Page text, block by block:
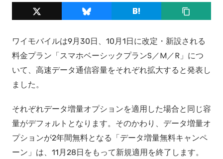
ワイモバイルは9月30日、10月1日に改定・新設される
料金プラン「スマホベーシックプランS／M／R」につ
いて、高速データ通信容量をそれぞれ拡大すると発表し
ました。
それぞれデータ増量オプションを適用した場合と同じ容
量がデフォルトとなります。そのかわり、データ増量オ
プションが2年間無料となる「データ増量無料キャンペ
ーン」は、11月28日をもって新規適用を終了します。